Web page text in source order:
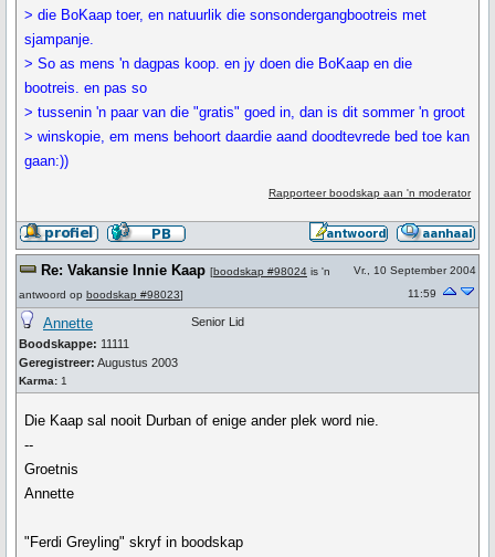
> die BoKaap toer, en natuurlik die sonsondergangbootreis met
sjampanje.
> So as mens 'n dagpas koop. en jy doen die BoKaap en die
bootreis. en pas so
> tussenin 'n paar van die "gratis" goed in, dan is dit sommer 'n groot
> winskopie, em mens behoort daardie aand doodtevrede bed toe kan
gaan:))
Rapporteer boodskap aan 'n moderator
Re: Vakansie Innie Kaap [boodskap #98024 is 'n
antwoord op boodskap #98023]
Vr., 10 September 2004
11:59
Annette
Boodskappe: 11111
Geregistreer: Augustus 2003
Karma: 1
Senior Lid
Die Kaap sal nooit Durban of enige ander plek word nie.
--
Groetnis
Annette
"Ferdi Greyling" skryf in boodskap